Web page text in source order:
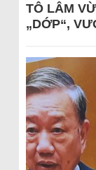
TÔ LÂM
„DỚP“,